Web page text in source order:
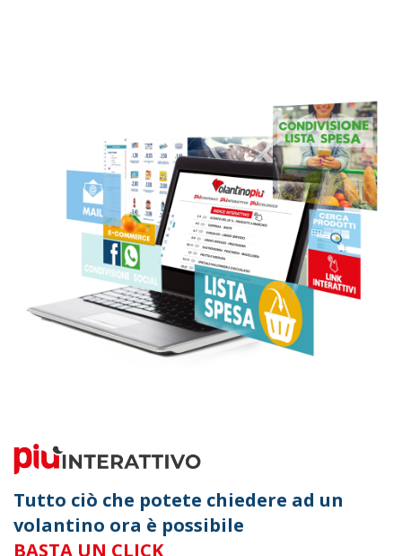
Tutto ciò che potete chiedere ad un
volantino ora è possibile
BASTA UN CLICK